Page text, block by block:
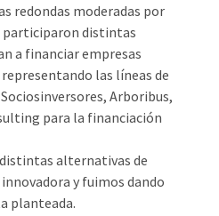
redondas moderadas por
participaron distintas
a financiar empresas
las líneas de
Arboribus,
para la financiación
alternativas de
y fuimos dando
planteada.